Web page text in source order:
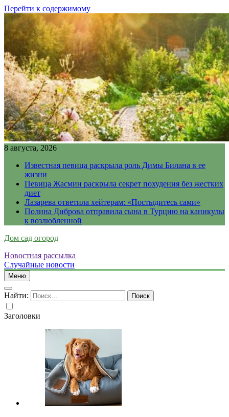
Перейти к содержимому
8 августа, 2026
Известная певица раскрыла роль Димы Билана в ее
жизни
Певица Жасмин раскрыла секрет похудения без жестких
диет
Лазарева ответила хейтерам: «Постыдитесь сами»
Полина Диброва отправила сына в Турцию на каникулы
к возлюбленной
Дом сад огород
Новостная рассылка
Случайные новости
Меню
Найти:
Заголовки